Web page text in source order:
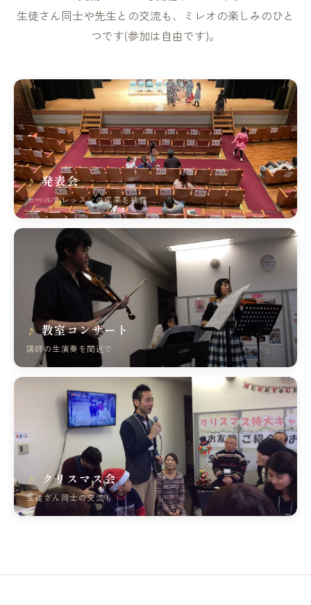
生徒さん同士や先生との交流も、ミレオの楽しみのひと
つです(参加は自由です)。
発表会
ホールでレッスンの成果を披露
教室コンサート
講師の生演奏を間近で
クリスマス会
生徒さん同士の交流も